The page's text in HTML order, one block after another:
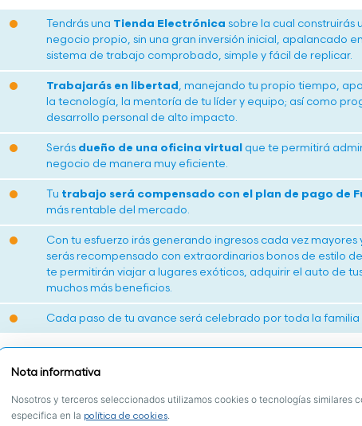
Tendrás una Tienda Electrónica sobre la cual construirás
negocio propio, sin una gran inversión inicial, apalancado
sistema de trabajo comprobado, simple y fácil de replicar.
Trabajarás en libertad , manejando tu propio tiempo,
la tecnología, la mentoría de tu líder y equipo; así como
desarrollo personal de alto impacto.
Serás dueño de una oficina virtual
que te permitirá
negocio de manera muy eficiente.
Tu trabajo será compensado con el plan de pago de
más rentable del mercado.
Con tu esfuerzo irás generando ingresos cada vez mayores
serás recompensado con extraordinarios bonos de estilo
te permitirán viajar a lugares exóticos, adquirir el auto de
muchos más beneficios.
Cada paso de tu avance será celebrado por toda la familia
Nota informativa
Nosotros y terceros seleccionados utilizamos cookies o tecnologías
especifica en la política de cookies.